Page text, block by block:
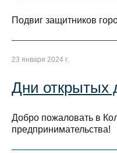
Подвиг защитников
23 января 2024 г.
Дни открытых
Добро пожаловать в
предпринимательства!